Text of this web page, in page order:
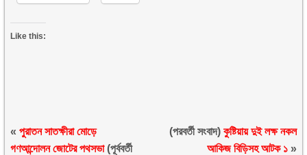
Like this:
«পুরাতন সাতক্ষীরা মোড়ে
গণআন্দোলন জোটের পথসভা(পূর্ববর্তী
(পরবর্তী সংবাদ) কুষ্টিয়ায় দুই লক্ষ নকল
আকিজ বিড়িসহ আটক ১»